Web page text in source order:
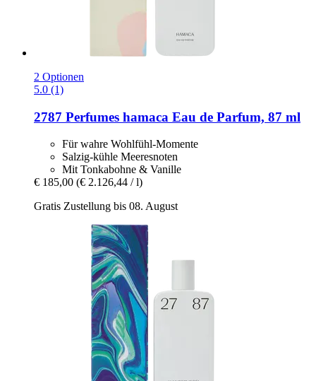
2 Optionen
5.0 (1)
2787 Perfumes hamaca Eau de Parfum, 87 ml
Für wahre Wohlfühl-Momente
Salzig-kühle Meeresnoten
Mit Tonkabohne & Vanille
€ 185,00 (€ 2.126,44 / l)
Gratis Zustellung bis 08. August